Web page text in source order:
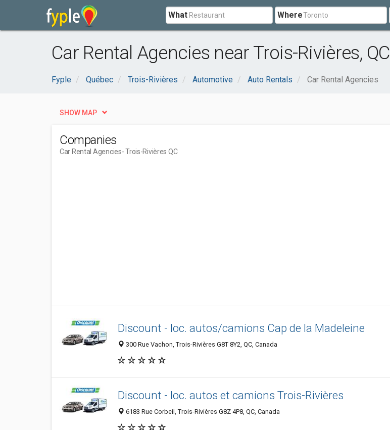
What Where
Car Rental Agencies near Trois-Rivières, QC
Fyple Québec Trois-Rivières Automotive Auto Rentals Car Rental Agencies
SHOW MAP
Companies
Car Rental Agencies- Trois-Rivières QC
Discount - loc. autos/camions Cap de la Madeleine
300 Rue Vachon, Trois-Rivières G8T 8Y2, QC, Canada
Discount - loc. autos et camions Trois-Rivières
6183 Rue Corbeil, Trois-Rivières G8Z 4P8, QC, Canada